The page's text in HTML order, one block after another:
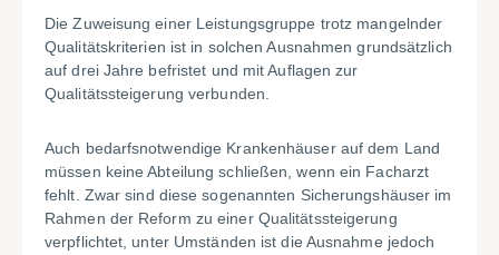
Die Zuweisung einer Leistungsgruppe trotz mangelnder
Qualitätskriterien ist in solchen Ausnahmen grundsätzlich
auf drei Jahre befristet und mit Auflagen zur
Qualitätssteigerung verbunden.
Auch bedarfsnotwendige Krankenhäuser auf dem Land
müssen keine Abteilung schließen, wenn ein Facharzt
fehlt. Zwar sind diese sogenannten Sicherungshäuser im
Rahmen der Reform zu einer Qualitätssteigerung
verpflichtet, unter Umständen ist die Ausnahme jedoch